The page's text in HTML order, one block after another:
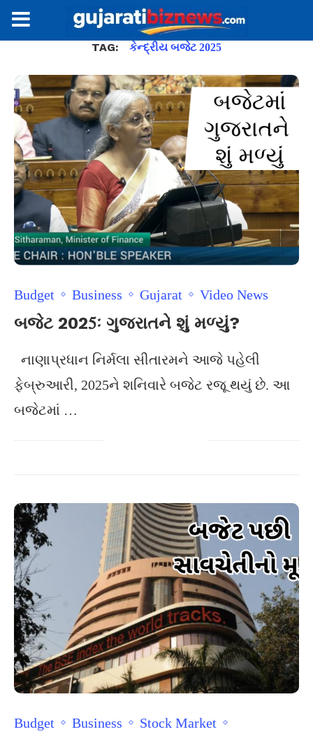
TAG: કેન્દ્રીય બજેટ 2025
Budget Business Gujarat Video News
બજેટ 2025ઃ ગુજરાતને શું મળ્યું?
નાણાપ્રધાન નિર્મલા સીતારમને આજે પહેલી
ફેબ્રુઆરી, 2025ને શનિવારે બજેટ રજૂ થયું છે. આ
બજેટમાં …
Budget Business
Stock Market